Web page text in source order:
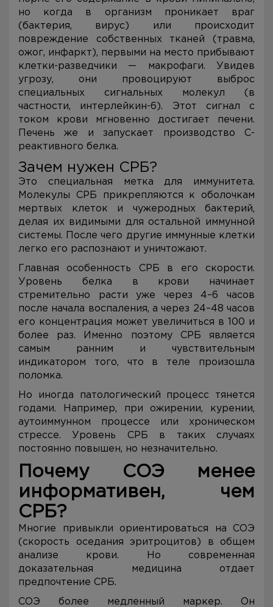
но когда в организм проникает враг
(бактерия, вирус) или происходит
повреждение собственных тканей (травма,
ожог, инфаркт), первыми на место прибывают
клетки-разведчики — макрофаги. Увидев
угрозу, они провоцируют выброс
специальных сигнальных молекул (в
частности, интерлейкин-6). Этот сигнал с
током крови мгновенно достигает печени.
Печень же и запускает производство С-
реактивного белка.
Зачем нужен СРБ?
Это специальная метка для иммунитета.
Молекулы СРБ прикрепляются к оболочкам
мертвых клеток и чужеродных бактерий,
делая их видимыми для остальной иммунной
системы. После чего другие иммунные клетки
легко его распознают и уничтожают.
Главная особенность СРБ в его скорости.
Уровень белка в крови начинает
стремительно расти уже через 4–6 часов
после начала воспаления, а через 24–48 часов
его концентрация может увеличиться в 100 и
более раз. Именно поэтому СРБ является
самым ранним и чувствительным
индикатором того, что в теле произошла
поломка.
Но иногда патологический процесс тянется
годами. Например, при ожирении, курении,
аутоиммунном процессе или хроническом
стрессе. Уровень СРБ в таких случаях
постоянно повышен, но незначительно.
Почему СОЭ менее
информативен, чем
СРБ?
Многие привыкли ориентироваться на СОЭ
(скорость оседания эритроцитов) в общем
анализе крови. Но современная
доказательная медицина отдает
предпочтение СРБ.
СОЭ более медленный маркер. Он